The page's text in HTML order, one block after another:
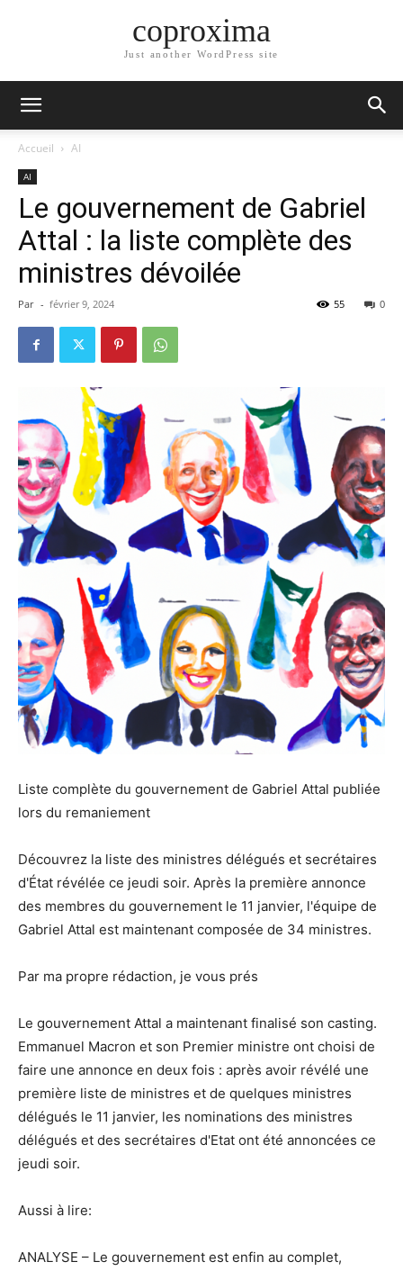
coproxima
Just another WordPress site
Accueil AI
AI
Le gouvernement de Gabriel
Attal : la liste complète des
ministres dévoilée
Par - février 9, 2024 0
55
Liste complète du gouvernement de Gabriel Attal publiée
lors du remaniement
Découvrez la liste des ministres délégués et secrétaires
d'État révélée ce jeudi soir. Après la première annonce
des membres du gouvernement le 11 janvier, l'équipe de
Gabriel Attal est maintenant composée de 34 ministres.
Par ma propre rédaction, je vous prés
Le gouvernement Attal a maintenant finalisé son casting.
Emmanuel Macron et son Premier ministre ont choisi de
faire une annonce en deux fois : après avoir révélé une
première liste de ministres et de quelques ministres
délégués le 11 janvier, les nominations des ministres
délégués et des secrétaires d'Etat ont été annoncées ce
jeudi soir.
Aussi à lire:
ANALYSE – Le gouvernement est enfin au complet,